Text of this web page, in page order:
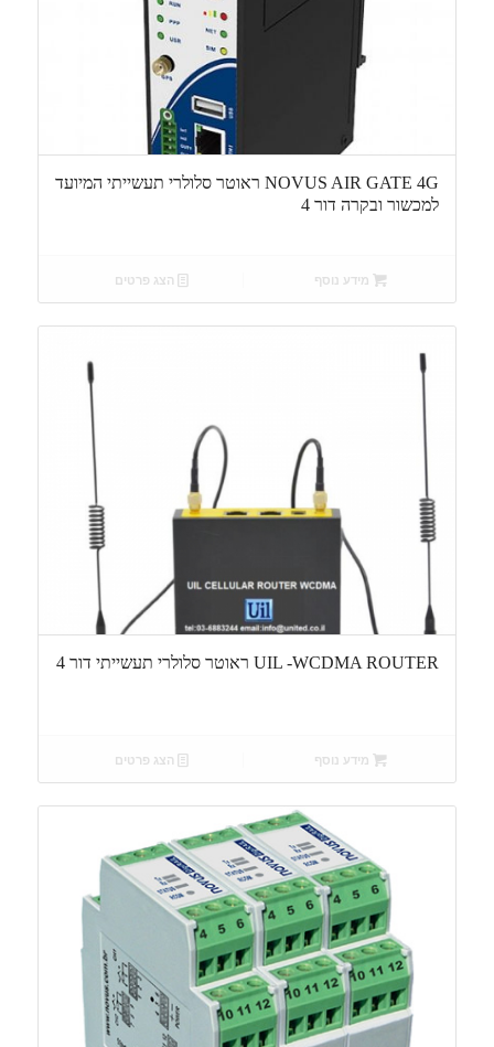
NOVUS AIR GATE 4G ראוטר סלולרי תעשייתי המיועד
למכשור ובקרה דור 4
מידע נוסף הצג פרטים
UIL -WCDMA ROUTER ראוטר סלולרי תעשייתי דור 4
מידע נוסף הצג פרטים